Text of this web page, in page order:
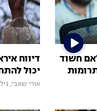
חשוד
דיווח
יכול
אורי שאבי,